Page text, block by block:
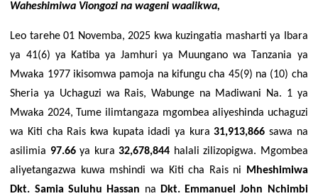
Waheshimiwa Viongozi na wageni waalikwa,
Leo tarehe 01 Novemba, 2025 kwa kuzingatia masharti ya Ibara
ya 41(6) ya Katiba ya Jamhuri ya Muungano wa Tanzania ya
Mwaka 1977 ikisomwa pamoja na kifungu cha 45(9) na (10) cha
Sheria ya Uchaguzi wa Rais, Wabunge na Madiwani Na. 1 ya
Mwaka 2024, Tume ilimtangaza mgombea aliyeshinda uchaguzi
wa Kiti cha Rais kwa kupata idadi ya kura31,913,866 sawa na
asilimia 97.66ya kura32,678,844 halali zilizopigwa. Mgombea
aliyetangazwa kuwa mshindi wa Kiti cha Rais ni
Mheshimiwa
Dkt. Samia Suluhu Hassan na
Dkt. Emmanuel John Nchimbi